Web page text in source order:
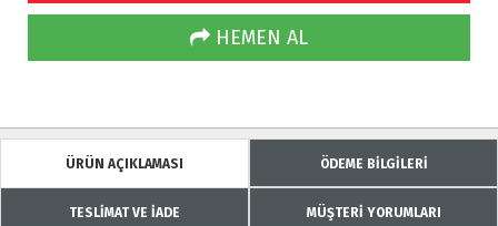
HEMEN AL
ÜRÜN AÇIKLAMASI ÖDEME BİLGİLERİ
TESLİMAT VE İADE MÜŞTERİ YORUMLARI